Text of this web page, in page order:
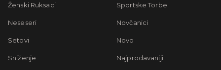
Ženski Ruksaci Sportske Torbe
Neseseri Novčanici
Setovi Novo
Sniženje Najprodavaniji